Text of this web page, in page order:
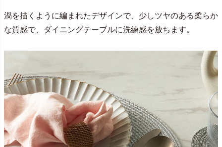
渦を描くように編まれたデザインで、少しツヤのある柔らか
な質感で、ダイニングテーブルに洗練感を放ちます。